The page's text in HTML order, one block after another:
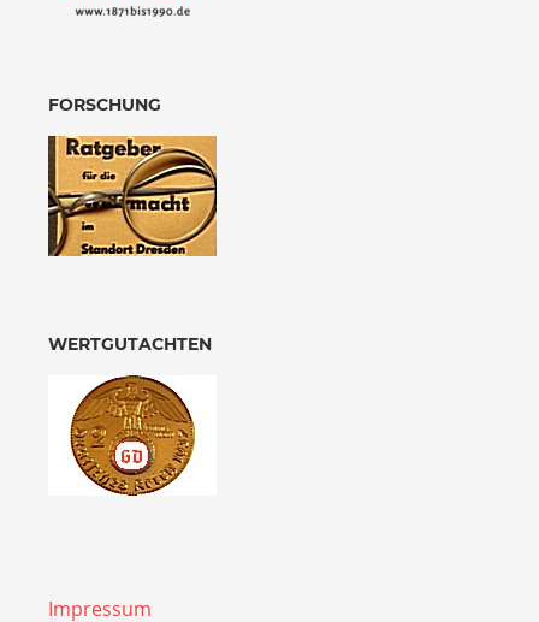
FORSCHUNG
WERTGUTACHTEN
Impressum